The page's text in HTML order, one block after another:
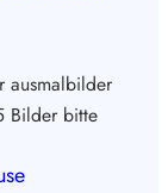
ausmalbilder
Bilder bitte